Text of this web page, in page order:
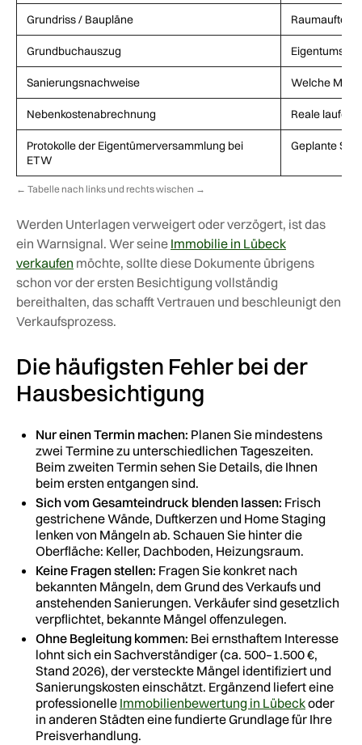
Grundriss / Baupläne
Grundbuchauszug
Sanierungsnachweise Welche
Nebenkostenabrechnung Reale
Protokolle der Eigentümer­versammlung bei
ETW
Geplante
Werden Unterlagen verweigert oder verzögert, ist das
ein Warnsignal. Wer seine Immobilie in Lübeck
verkaufen möchte, sollte diese Dokumente übrigens
schon vor der ersten Besichtigung vollständig
bereithalten, das schafft Vertrauen und beschleunigt den
Verkaufsprozess.
Die häufigsten Fehler bei der
Hausbesichtigung
Nur einen Termin machen: Planen Sie mindestens
zwei Termine zu unterschiedlichen Tageszeiten.
Beim zweiten Termin sehen Sie Details, die Ihnen
beim ersten entgangen sind.
Sich vom Gesamteindruck blenden lassen: Frisch
gestrichene Wände, Duftkerzen und Home Staging
lenken von Mängeln ab. Schauen Sie hinter die
Oberfläche: Keller, Dachboden, Heizungsraum.
Keine Fragen stellen: Fragen Sie konkret nach
bekannten Mängeln, dem Grund des Verkaufs und
anstehenden Sanierungen. Verkäufer sind gesetzlich
verpflichtet, bekannte Mängel offenzulegen.
Ohne Begleitung kommen: Bei ernsthaftem Interesse
lohnt sich ein Sachverständiger (ca. 500–1.500 €,
Stand 2026), der versteckte Mängel identifiziert und
Sanierungskosten einschätzt. Ergänzend liefert eine
professionelle Immobilienbewertung in Lübeckoder
in anderen Städten eine fundierte Grundlage für Ihre
Preisverhandlung.